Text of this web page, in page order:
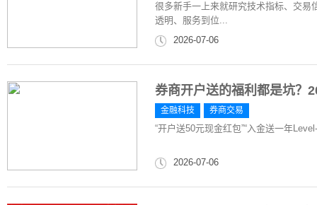
很多新手一上来就研究技术指标、交易
透明、服务到位...
2026-07-06
券商开户送的福利都是坑？
金融科技 券商交易
“开户送50元现金红包”“入金送一年
2026-07-06